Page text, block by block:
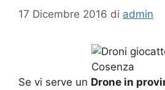
17 Dicembre 2016 di admin
Se vi serve un Drone in